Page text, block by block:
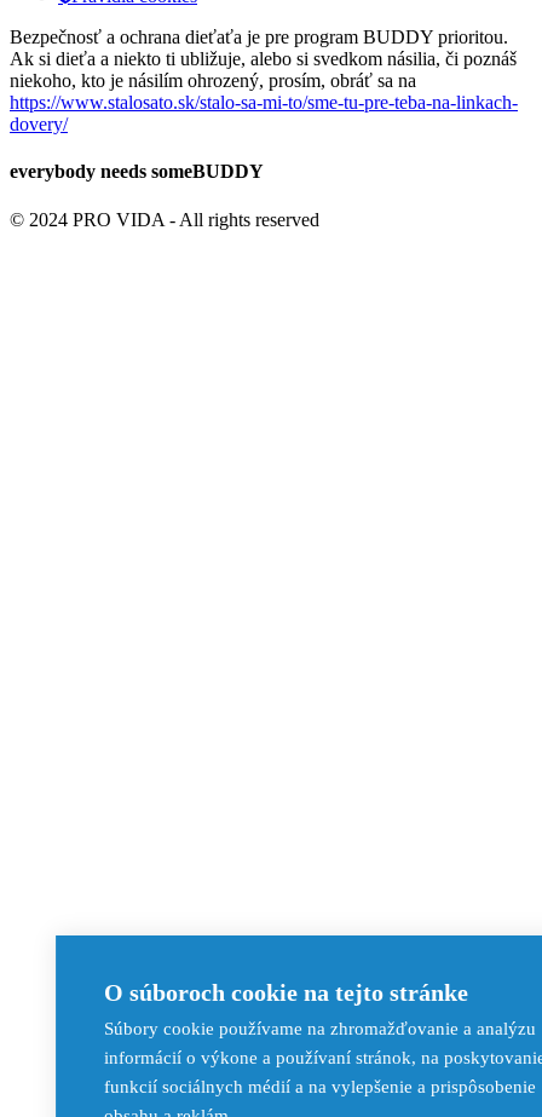
O súboroch cookie na tejto stránke
Súbory cookie používame na zhromažďovanie a analýzu
informácií o výkone a používaní stránok, na
funkcií sociálnych médií a na vylepšenie a prispôsobenie
Bezpečnosť a ochrana dieťaťa je pre program BUDDY prioritou.
Ak si dieťa a niekto ti ubližuje, alebo si svedkom násilia, či poznáš
niekoho, kto je násilím ohrozený, prosím, obráť sa na
https://www.stalosato.sk/stalo-sa-mi-to/sme-tu-pre-teba-na-linkach-
dovery/
everybody needs someBUDDY
© 2024 PRO VIDA - All rights reserved